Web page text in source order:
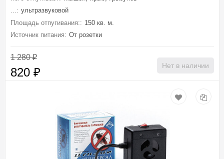
...: ультразвуковой
Площадь отпугивания:: 150 кв. м.
Источник питания: От розетки
1 280₽
820 ₽
Нет в наличии